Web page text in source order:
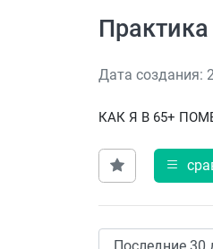
Дата создания:
КАК Я В 65+